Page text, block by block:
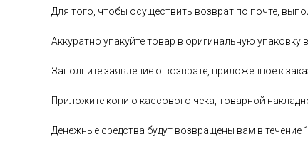
Для того, чтобы осуществить возврат по почте,
Аккуратно упакуйте товар в оригинальную
Заполните заявление о возврате, приложенное к
Приложите копию кассового чека, товарной
Денежные средства будут возвращены вам в